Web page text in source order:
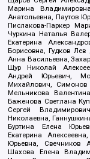
Марина
Анатольевна, Паутов
Пислакова-Паркер
Чуркина Наталья
Екатерина
Борисовна, Гудков
Анна Васильевна,
Щур Николай
Андрей Юрьевич,
Михайлович, Симонов
Мельникова
Баженова Светлана
Сергей
Николаевна,
Буртина Елена
Екатерина
Юрьевна, Свечников
Шахова Елена